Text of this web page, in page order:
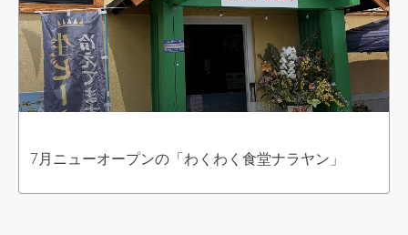
7月ニューオープンの「わくわく食堂ナラヤン」